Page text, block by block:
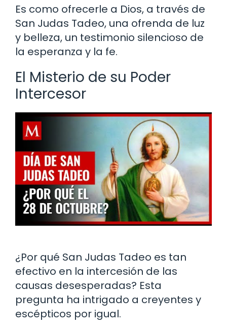
Es como ofrecerle a Dios, a través de
San Judas Tadeo, una ofrenda de luz
y belleza, un testimonio silencioso de
la esperanza y la fe.
El Misterio de su Poder
Intercesor
¿Por qué San Judas Tadeo es tan
efectivo en la intercesión de las
causas desesperadas? Esta
pregunta ha intrigado a creyentes y
escépticos por igual.